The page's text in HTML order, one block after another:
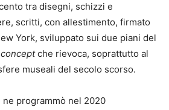
tra disegni, schizzi e
scritti, con allestimento, firmato
York, sviluppato sui due piani del
conceptche rievoca, soprattutto al
museali del secolo scorso.
ne programmò nel 2020